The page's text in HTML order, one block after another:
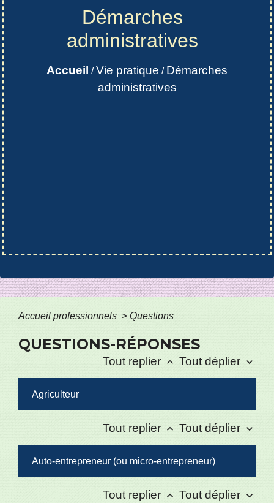
Démarches
administratives
Accueil /Vie pratique / Démarches
administratives
Accueil professionnels > Questions
QUESTIONS-RÉPONSES
Tout replier keyboard_arrow_up Tout déplier keyboard_arrow_down
Agriculteur
Tout replier keyboard_arrow_up Tout déplier keyboard_arrow_down
Auto-entrepreneur (ou micro-entrepreneur)
Tout replier keyboard_arrow_up Tout déplier keyboard_arrow_down